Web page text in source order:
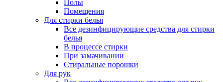
Полы
Помещения
Для стирки белья
Все дезинфицирующие средства для стирки
белья
В процессе стирки
При замачивании
Стиральные порошки
Для рук